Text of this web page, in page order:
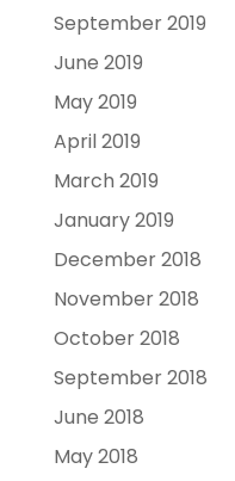
September 2019
June 2019
May 2019
April 2019
March 2019
January 2019
December 2018
November 2018
October 2018
September 2018
June 2018
May 2018